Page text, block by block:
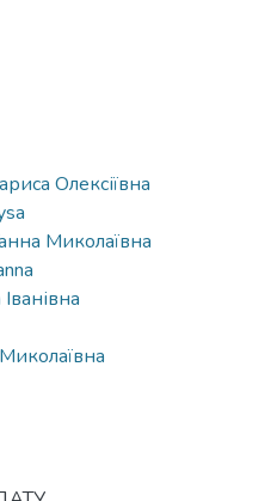
Олексіївна
Миколаївна